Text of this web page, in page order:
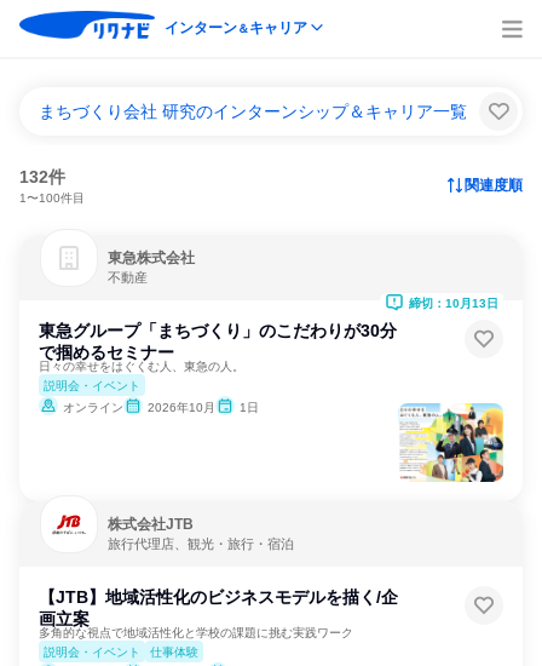
インターン＆キャリア
まちづくり会社 研究のインターンシップ＆キャリア一覧
132件
1〜100件目
関連度順
東急株式会社
不動産
東急グループ「まちづくり」のこだわりが30分
で掴めるセミナー
日々の幸せをはぐくむ人、東急の人。
説明会・イベント
オンライン
2026年10月 1日
締切：10月13日
株式会社JTB
旅行代理店、観光・旅行・宿泊
【JTB】地域活性化のビジネスモデルを描く/企
画立案
多角的な視点で地域活性化と学校の課題に挑む実践ワーク
説明会・イベント
仕事体験